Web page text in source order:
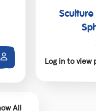
Log in to view
All